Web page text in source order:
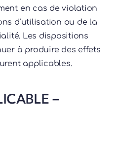
en cas de violation
d’utilisation ou de la
Les dispositions
à produire des effets
applicables.
–